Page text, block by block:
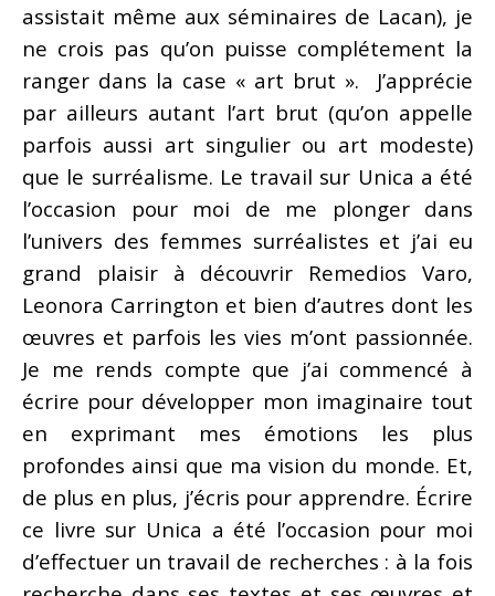
assistait même aux séminaires de Lacan), je
ne crois pas qu’on puisse complétement la
ranger dans la case « art brut ». J’apprécie
par ailleurs autant l’art brut (qu’on appelle
parfois aussi art singulier ou art modeste)
que le surréalisme. Le travail sur Unica a été
l’occasion pour moi de me plonger dans
l’univers des femmes surréalistes et j’ai eu
grand plaisir à découvrir Remedios Varo,
Leonora Carrington et bien d’autres dont les
œuvres et parfois les vies m’ont passionnée.
Je me rends compte que j’ai commencé à
écrire pour développer mon imaginaire tout
en exprimant mes émotions les plus
profondes ainsi que ma vision du monde. Et,
de plus en plus, j’écris pour apprendre. Écrire
ce livre sur Unica a été l’occasion pour moi
d’effectuer un travail de recherches : à la fois